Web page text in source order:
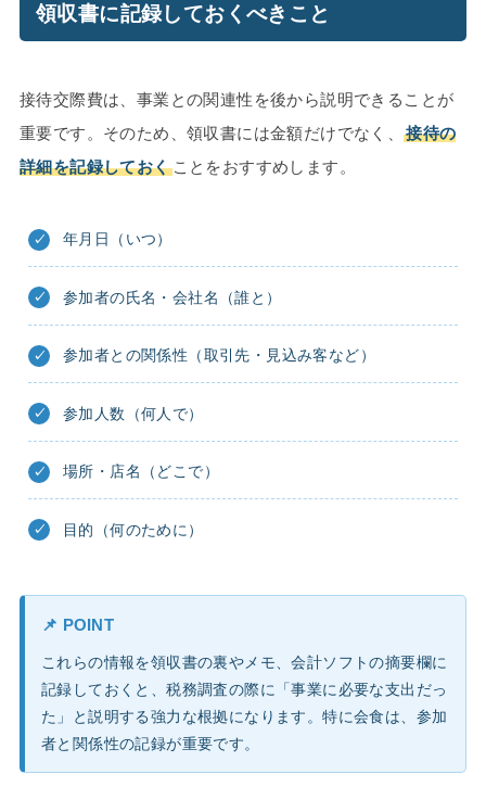
領収書に記録しておくべきこと
接待交際費は、事業との関連性を後から説明できることが
重要です。そのため、領収書には金額だけでなく、接待の
詳細を記録しておくことをおすすめします。
年月日（いつ）
参加者の氏名・会社名（誰と）
参加者との関係性（取引先・見込み客など）
参加人数（何人で）
場所・店名（どこで）
目的（何のために）
📌 POINT
これらの情報を領収書の裏やメモ、会計ソフトの摘要欄に
記録しておくと、税務調査の際に「事業に必要な支出だっ
た」と説明する強力な根拠になります。特に会食は、参加
者と関係性の記録が重要です。